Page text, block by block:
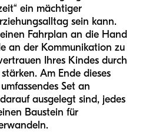
ein mächtiger
sein kann.
Fahrplan an die Hand
an der Kommunikation zu
Ihres Kindes durch
Am Ende dieses
Set an
ausgelegt sind, jedes
Baustein für